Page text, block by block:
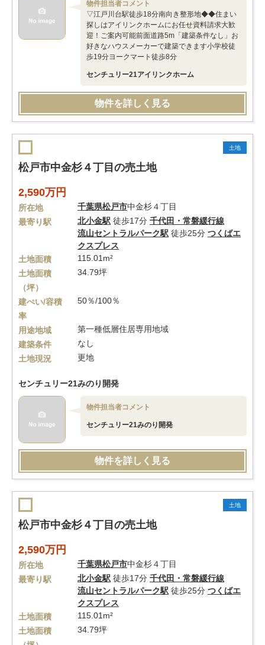
物件担当者コメント
▽江戸川台駅徒歩18分南向き整形地◆◆住まい
探しはアイリンクホームにお任せ資料請求大歓
迎！ご案内可能前面道路5m「建築条件なし」お
好きなハウスメーカーで建築できます小学校徒
歩19分ヨークマート徒歩8分
センチュリー21アイリンクホーム
物件を詳しく見る
土地
松戸市中金杉４丁目の売土地
2,590万円
所在地 千葉県松戸市中金杉４丁目
最寄り駅
北小金駅 徒歩17分 千代田・常磐緩行線
流山セントラルパーク駅 徒歩25分 つくばエ
クスプレス
土地面積
115.01m²
土地面積
（坪）
34.79坪
建ぺい/容積
率
50％/100％
用途地域
第一種低層住居専用地域
建築条件
なし
土地現況
更地
センチュリー21みのり開発
物件担当者コメント
センチュリー21みのり開発
物件を詳しく見る
土地
松戸市中金杉４丁目の売土地
2,590万円
所在地 千葉県松戸市中金杉４丁目
最寄り駅
北小金駅 徒歩17分 千代田・常磐緩行線
流山セントラルパーク駅 徒歩25分 つくばエ
クスプレス
土地面積
115.01m²
土地面積
34.79坪